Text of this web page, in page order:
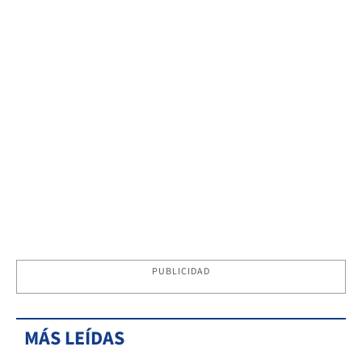
PUBLICIDAD
MÁS LEÍDAS